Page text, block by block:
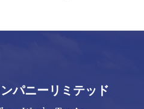
パニーリミテッド